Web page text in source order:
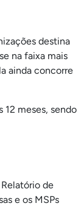
destina
na faixa mais
ainda concorre
12 meses, sendo
de
e os MSPs